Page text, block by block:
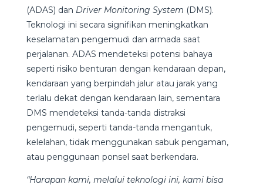
(ADAS) dan Driver Monitoring System (DMS).
Teknologi ini secara signifikan meningkatkan
keselamatan pengemudi dan armada saat
perjalanan. ADAS mendeteksi potensi bahaya
seperti risiko benturan dengan kendaraan depan,
kendaraan yang berpindah jalur atau jarak yang
terlalu dekat dengan kendaraan lain, sementara
DMS mendeteksi tanda-tanda distraksi
pengemudi, seperti tanda-tanda mengantuk,
kelelahan, tidak menggunakan sabuk pengaman,
atau penggunaan ponsel saat berkendara.
“Harapan kami, melalui teknologi ini, kami bisa